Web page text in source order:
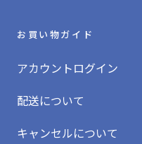
お買い物ガイド
アカウントログイン
配送について
キャンセルについて